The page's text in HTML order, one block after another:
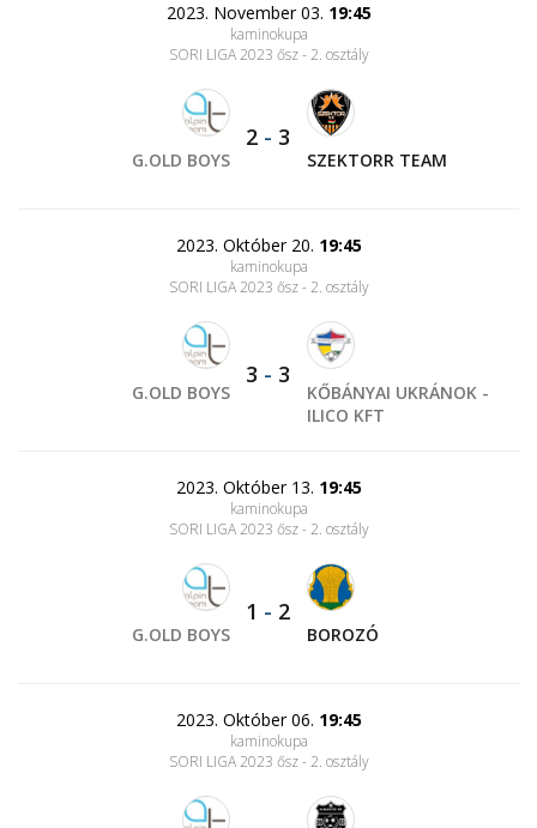
2023. November 03. 19:45
kaminokupa
SORI LIGA 2023 ősz - 2. osztály
G.OLD BOYS
2 - 3
SZEKTORR TEAM
2023. Október 20. 19:45
kaminokupa
SORI LIGA 2023 ősz - 2. osztály
G.OLD BOYS
3 - 3
KŐBÁNYAI UKRÁNOK -
ILICO KFT
2023. Október 13. 19:45
kaminokupa
SORI LIGA 2023 ősz - 2. osztály
G.OLD BOYS
1 - 2
BOROZÓ
2023. Október 06. 19:45
kaminokupa
SORI LIGA 2023 ősz - 2. osztály